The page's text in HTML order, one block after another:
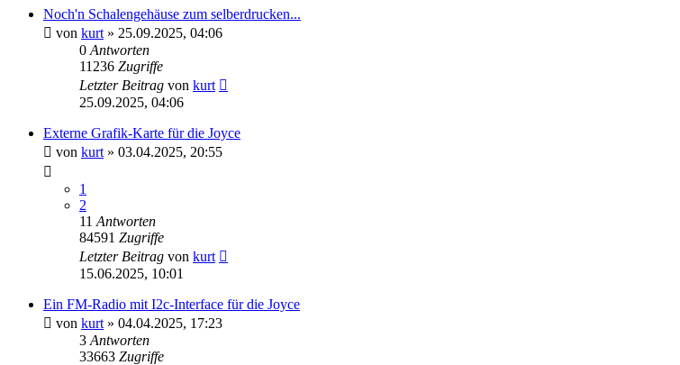
Noch'n Schalengehäuse zum selberdrucken...
von kurt » 25.09.2025, 04:06
0 Antworten
11236 Zugriffe
Letzter Beitrag von kurt
25.09.2025, 04:06
Externe Grafik-Karte für die Joyce
von kurt » 03.04.2025, 20:55
1
2
11 Antworten
84591 Zugriffe
Letzter Beitrag von kurt
15.06.2025, 10:01
Ein FM-Radio mit I2c-Interface für die Joyce
von kurt » 04.04.2025, 17:23
3 Antworten
33663 Zugriffe